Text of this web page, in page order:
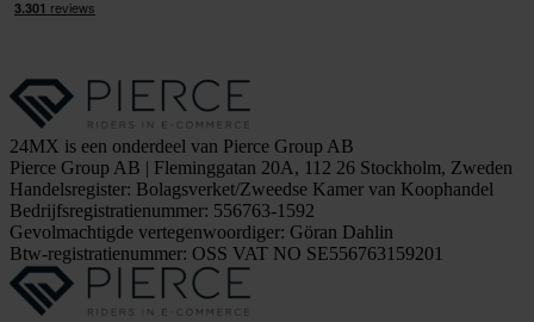
24MX is een onderdeel van Pierce Group AB
Pierce Group AB | Fleminggatan 20A, 112 26 Stockholm, Zweden
Handelsregister: Bolagsverket/Zweedse Kamer van Koophandel
Bedrijfsregistratienummer: 556763-1592
Gevolmachtigde vertegenwoordiger: Göran Dahlin
Btw-registratienummer: OSS VAT NO SE556763159201